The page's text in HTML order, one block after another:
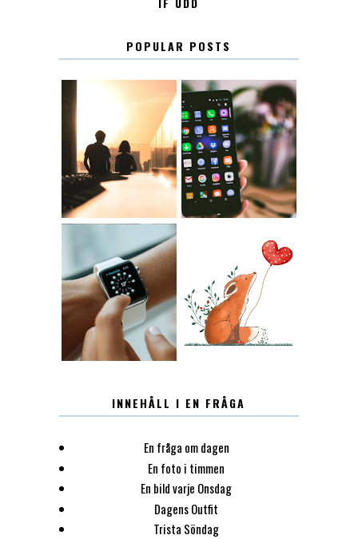
POPULAR POSTS
KONTAKT KONTAKTLISTA
12.30 LUGN
INNEHÅLL I EN FRÅGA
En fråga om dagen
En foto i timmen
En bild varje Onsdag
Dagens Outfit
Trista Söndag